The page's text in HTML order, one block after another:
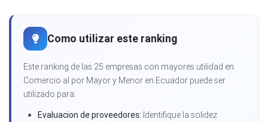
Como utilizar este ranking
Este ranking de las 25 empresas con mayores utilidad en
Comercio al por Mayor y Menor en Ecuador puede ser
utilizado para:
Evaluacion de proveedores: Identifique la solidez